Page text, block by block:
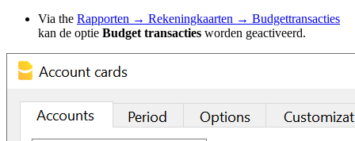
Via the Rapporten → Rekeningkaarten → Budgettransacties
kan de optie Budget transacties worden geactiveerd.